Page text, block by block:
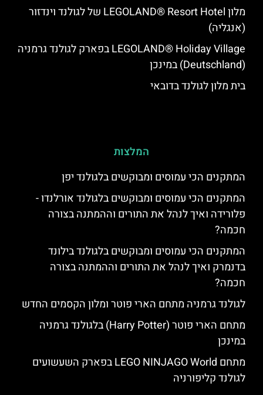
מלון LEGOLAND® Resort Hotel של לגולנד וינדזור
(אנגליה)
LEGOLAND® Holiday Village בפארק לגולנד גרמניה
(Deutschland) במינכן
בית מלון לגולנד בדובאי
המלצות
‏המתקנים הכי עמוסים ומבוקשים בלגולנד יפן
המתקנים הכי עמוסים ומבוקשים בלגולנד אורלנדו -
פלורידה ואיך לנהל את התורים וההמתנה בצורה
חכמה?
המתקנים הכי עמוסים ומבוקשים בלגולנד בילונד
בדנמרק ואיך לנהל את התורים וההמתנה בצורה
חכמה?
לגולנד גרמניה מתחם הארי פוטר ומלון הקסמים החדש
מתחם הארי פוטר (Harry Potter) בלגולנד גרמניה
במינכן
מתחם LEGO NINJAGO World בפארק השעשועים
לגולנד קליפורניה